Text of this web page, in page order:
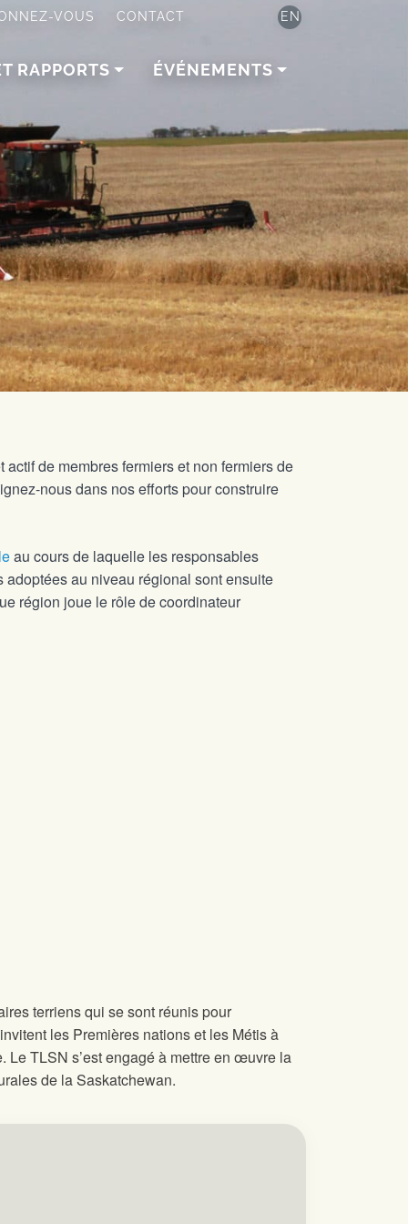
VOUS CONTACT EN
RAPPORTS ÉVÉNEMENTS
de membres fermiers et non fermiers de
nous dans nos efforts pour construire
au cours de laquelle les responsables
au niveau régional sont ensuite
région joue le rôle de coordinateur
terriens qui se sont réunis pour
les Premières nations et les Métis à
Le TLSN s’est engagé à mettre en œuvre la
de la Saskatchewan.